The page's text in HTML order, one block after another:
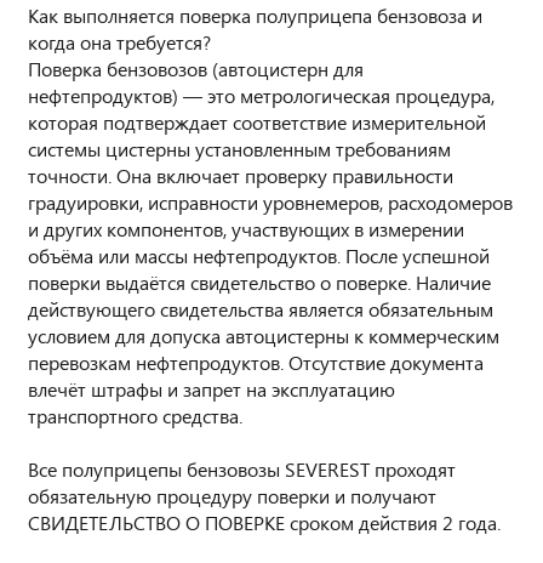
Как выполняется поверка полуприцепа бензовоза и
когда она требуется?
Поверка бензовозов (автоцистерн для
нефтепродуктов) — это метрологическая процедура,
которая подтверждает соответствие измерительной
системы цистерны установленным требованиям
точности. Она включает проверку правильности
градуировки, исправности уровнемеров, расходомеров
и других компонентов, участвующих в измерении
объёма или массы нефтепродуктов. После успешной
поверки выдаётся свидетельство о поверке. Наличие
действующего свидетельства является обязательным
условием для допуска автоцистерны к коммерческим
перевозкам нефтепродуктов. Отсутствие документа
влечёт штрафы и запрет на эксплуатацию
транспортного средства.
Все полуприцепы бензовозы SEVEREST проходят
обязательную процедуру поверки и получают
СВИДЕТЕЛЬСТВО О ПОВЕРКЕ сроком действия 2 года.